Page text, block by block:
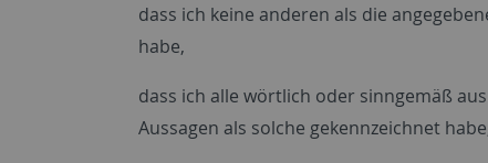
dass ich keine anderen als die
habe,
dass ich alle wörtlich oder sinngemäß
Aussagen als solche gekennzeichnet